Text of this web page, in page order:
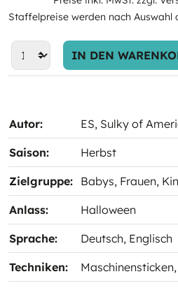
Staffelpreise werden nach Auswahl
IN DEN
Autor: ES, Sulky of
Saison: Herbst
Zielgruppe: Babys, Frauen,
Anlass: Halloween
Sprache: Deutsch, Englisch
Techniken: Maschinensticken